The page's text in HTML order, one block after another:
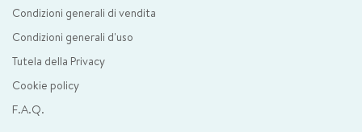
Condizioni generali di vendita
Condizioni generali d'uso
Tutela della Privacy
Cookie policy
F.A.Q.